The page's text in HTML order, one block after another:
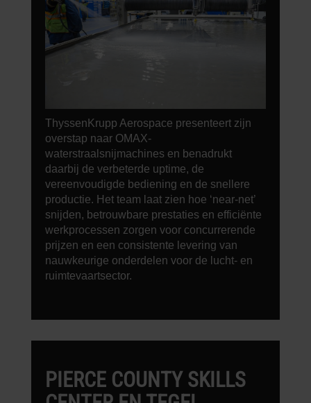
ThyssenKrupp Aerospace presenteert zijn
overstap naar OMAX-
waterstraalsnijmachines en benadrukt
daarbij de verbeterde uptime, de
vereenvoudigde bediening en de snellere
productie. Het team laat zien hoe ‘near-net’
snijden, betrouwbare prestaties en efficiënte
werkprocessen zorgen voor concurrerende
prijzen en een consistente levering van
nauwkeurige onderdelen voor de lucht- en
ruimtevaartsector.
PIERCE COUNTY SKILLS